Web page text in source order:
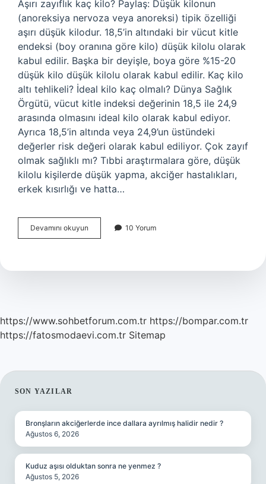
Aşırı zayıflık kaç kilo? Paylaş: Düşük kilonun
(anoreksiya nervoza veya anoreksi) tipik özelliği
aşırı düşük kilodur. 18,5’in altındaki bir vücut kitle
endeksi (boy oranına göre kilo) düşük kilolu olarak
kabul edilir. Başka bir deyişle, boya göre %15-20
düşük kilo düşük kilolu olarak kabul edilir. Kaç kilo
altı tehlikeli? İdeal kilo kaç olmalı? Dünya Sağlık
Örgütü, vücut kitle indeksi değerinin 18,5 ile 24,9
arasında olmasını ideal kilo olarak kabul ediyor.
Ayrıca 18,5’in altında veya 24,9’un üstündeki
değerler risk değeri olarak kabul ediliyor. Çok zayıf
olmak sağlıklı mı? Tıbbi araştırmalara göre, düşük
kilolu kişilerde düşük yapma, akciğer hastalıkları,
erkek kısırlığı ve hatta…
Devamını okuyun
Zayıf
Olur
10 Yorum
https://www.sohbetforum.com.tr https://bompar.com.tr
https://fatosmodaevi.com.tr Sitemap
SIDEBAR
SON YAZILAR
Bronşların akciğerlerde ince dallara ayrılmış halidir nedir ?
Ağustos 6, 2026
Kuduz aşısı olduktan sonra ne yenmez ?
Ağustos 5, 2026